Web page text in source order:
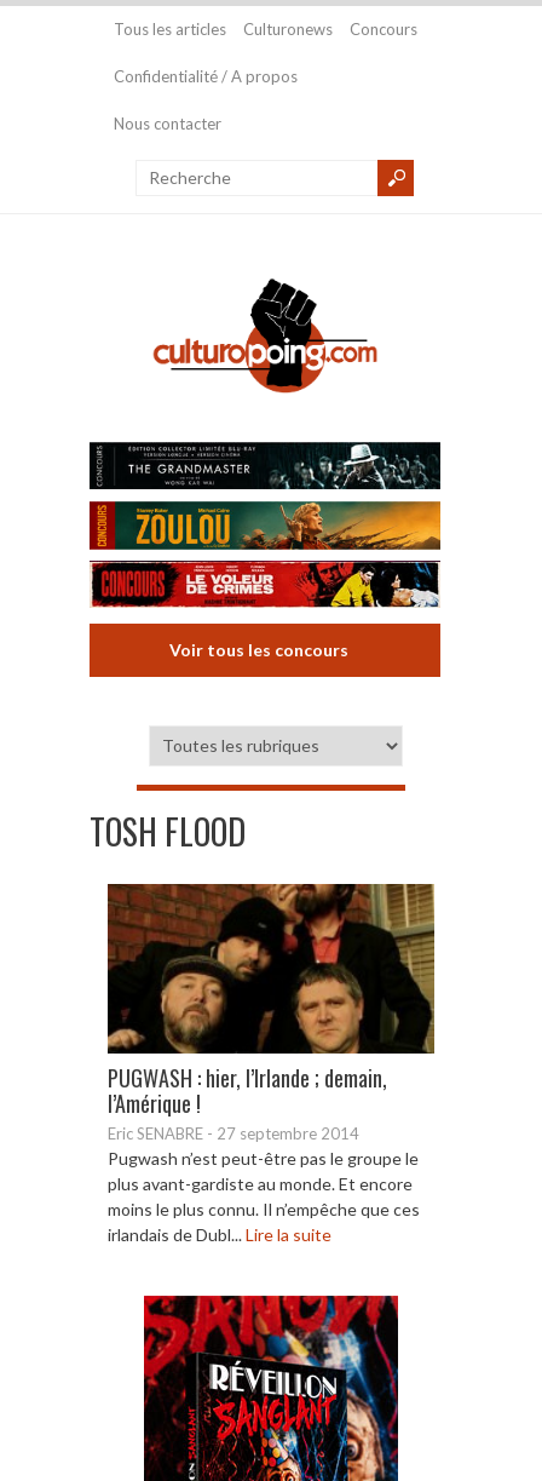
Tous les articles Culturonews Concours
Confidentialité / A propos
Nous contacter
Voir tous les concours
TOSH FLOOD
PUGWASH : hier, l’Irlande ; demain,
l’Amérique !
Eric SENABRE - 27 septembre 2014
Pugwash n’est peut-être pas le groupe le
plus avant-gardiste au monde. Et encore
moins le plus connu. Il n’empêche que ces
irlandais de Dubl...Lire la suite